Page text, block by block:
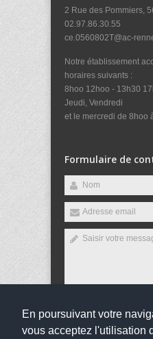
En poursuivant votre
vous acceptez l'utilisation
2 Rue des Pommiers,
02.97.86.30.55
ce.0560802T@ac-
Notre établissement
horaires suivants :
8hoo 12hoo - 13h30
Jeudi, Vendredi
et le mercredi de 8hoo
Formulaire de
Envoyer